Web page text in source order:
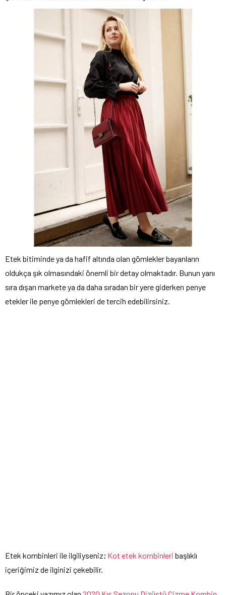
Etek bitiminde ya da hafif altında olan gömlekler bayanların
oldukça şık olmasındaki önemli bir detay olmaktadır. Bunun yanı
sıra dışarı markete ya da daha sıradan bir yere giderken penye
etekler ile penye gömlekleri de tercih edebilirsiniz.
Etek kombinleri ile ilgiliyseniz; Kot etek kombinleri başlıklı
içeriğimiz de ilginizi çekebilir.